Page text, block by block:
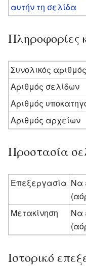
αυτήν τη σελίδα
Πληροφορίες
Συνολικός
Αριθμός σελίδων
Αριθμός
Αριθμός αρχείων
Προστασία
Επεξεργασία Να
Μετακίνηση
Να
Ιστορικό